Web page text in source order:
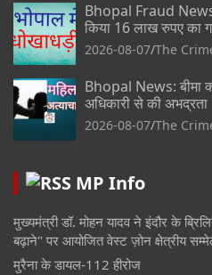
Bhopal Fraud News:
किया 16 लाख रुपए का
2026-08-07 The
Bhopal News: बीमा
अधिकारी से की अभद्रता
2026-08-07 The
MP Info
मुख्यमंत्री डॉ. मोहन यादव ने इंदौर के
बढ़ाने" पर आयोजित वेस्ट ज़ोन क्षेत्रीय
मुरैना के डायल-112 हीरोज